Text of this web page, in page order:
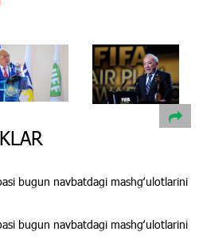
bugun navbatdagi mashgʻulotlarini
bugun navbatdagi mashgʻulotlarini